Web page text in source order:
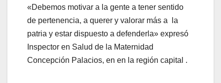
«Debemos motivar a la gente a tener sentido
de pertenencia, a querer y valorar más a la
patria y estar dispuesto a defenderla» expresó
Inspector en Salud de la Maternidad
Concepción Palacios, en en la región capital .